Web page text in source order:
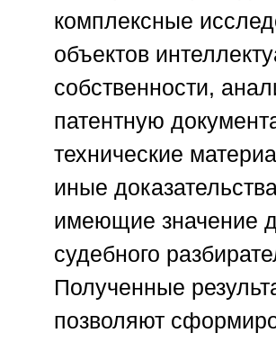
комплексные
объектов
собственности,
патентную
технические
иные
имеющие значение
судебного
Полученные
позволяют